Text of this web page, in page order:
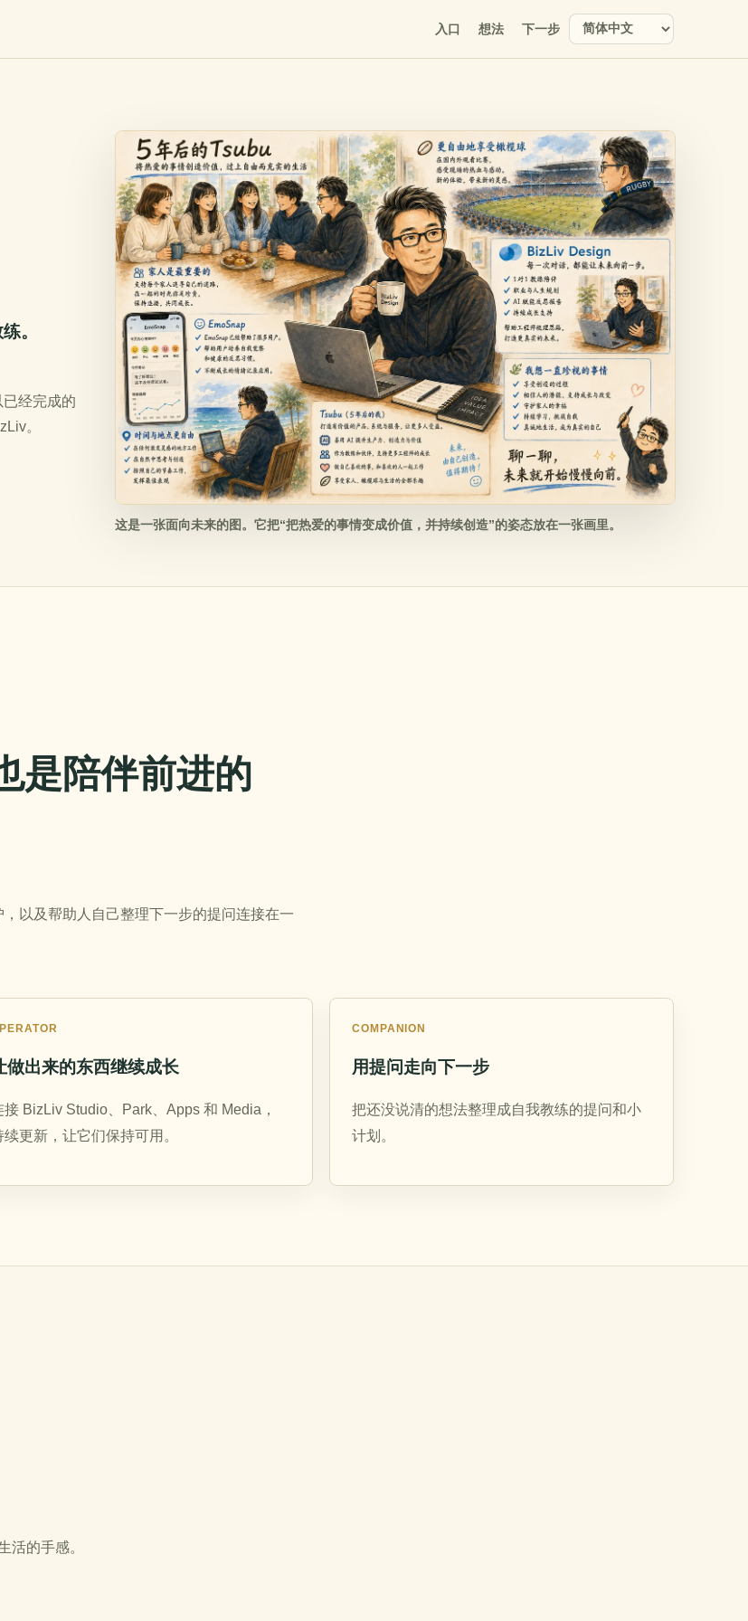
入口 想法 下一步
。
经完成的
。
这是一张面向未来的图。它把“把热爱的事情变成价值，并持续创造”的姿态放在一张画里。
是陪伴前进的
以及帮助人自己整理下一步的提问连接在一
做出来的东西继续成长
接 BizLiv Studio、Park、Apps 和 Media，
续更新，让它们保持可用。
COMPANION
用提问走向下一步
把还没说清的想法整理成自我教练的提问和小
计划。
活的手感。